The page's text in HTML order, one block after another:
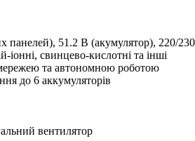
панелей), 51.2 В (акумулятор), 220/
іонні, свинцево-кислотні та інші
та автономною роботою
до 6 аккумуляторів
вентилятор